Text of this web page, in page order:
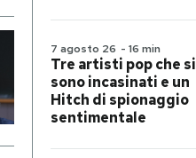
7 agosto 26 - 16 min
Tre artisti pop che si
sono incasinati e un
Hitch di spionaggio
sentimentale